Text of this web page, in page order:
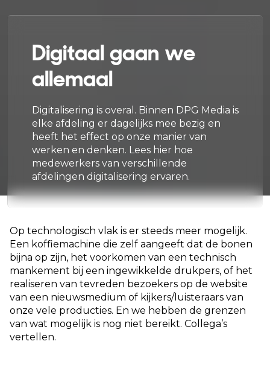
Digitaal gaan we
allemaal
Digitalisering is overal. Binnen DPG Media is
elke afdeling er dagelijks mee bezig en
heeft het effect op onze manier van
werken en denken. Lees hier hoe
medewerkers van verschillende
afdelingen digitalisering ervaren.
Op technologisch vlak is er steeds meer mogelijk.
Een koffiemachine die zelf aangeeft dat de bonen
bijna op zijn, het voorkomen van een technisch
mankement bij een ingewikkelde drukpers, of het
realiseren van tevreden bezoekers op de website
van een nieuwsmedium of kijkers/luisteraars van
onze vele producties. En we hebben de grenzen
van wat mogelijk is nog niet bereikt. Collega’s
vertellen.